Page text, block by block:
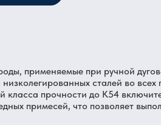
применяемые при ручной
сталей во
класса прочности до К54
примесей, что позволяет